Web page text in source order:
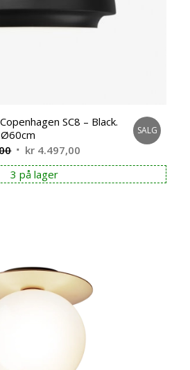
SC8 – Black.
Ø60cm
Opprinnelig
pris
var:
kr 4.497,00
pris
er:
SALG
3 på lager